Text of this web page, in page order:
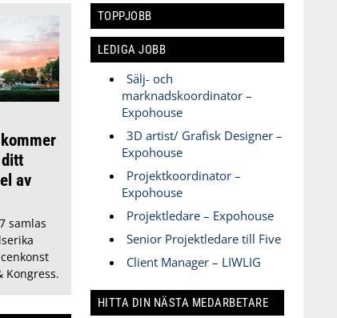
av
samlas
Kongress.
TOPPJOBB
LEDIGA JOBB
Sälj- och
marknadskoordinator –
Expohouse
3D artist/ Grafisk Designer –
Expohouse
Projektkoordinator –
Expohouse
Projektledare – Expohouse
Senior Projektledare till Five
Client Manager – LIWLIG
HITTA DIN NÄSTA MEDARBETARE